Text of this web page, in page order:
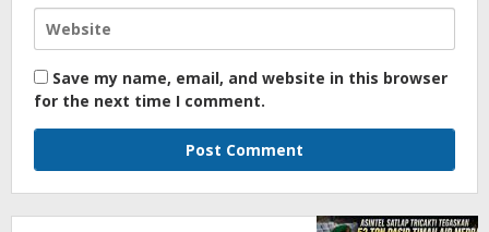
Save my name, email, and website in this browser
for the next time I comment.